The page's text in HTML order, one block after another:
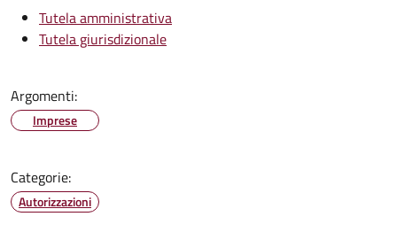
Tutela amministrativa
Tutela giurisdizionale
Argomenti:
Imprese
Categorie:
Autorizzazioni